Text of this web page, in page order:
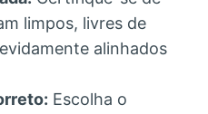
limpos, livres de
alinhados
Escolha o